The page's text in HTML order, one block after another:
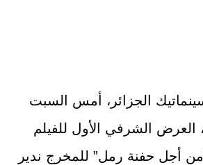
الجزائر، أمس السبت
العرض الشرفي الأول للفيلم
أجل حفنة رمل” للمخرج ندير